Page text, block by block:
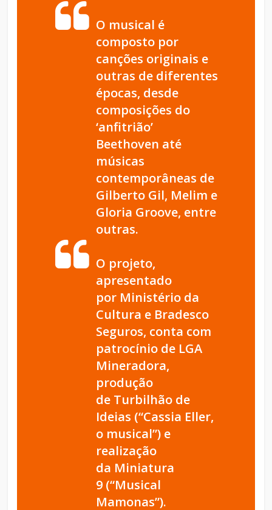
O musical é
composto por
canções originais e
outras de diferentes
épocas, desde
composições do
‘anfitrião’
Beethoven até
músicas
contemporâneas de
Gilberto Gil, Melim e
Gloria Groove, entre
outras.
O projeto,
apresentado
por Ministério da
Cultura e Bradesco
Seguros, conta com
patrocínio de LGA
Mineradora,
produção
de Turbilhão de
Ideias (“Cassia Eller,
o musical”) e
realização
da Miniatura
9 (“Musical
Mamonas”).